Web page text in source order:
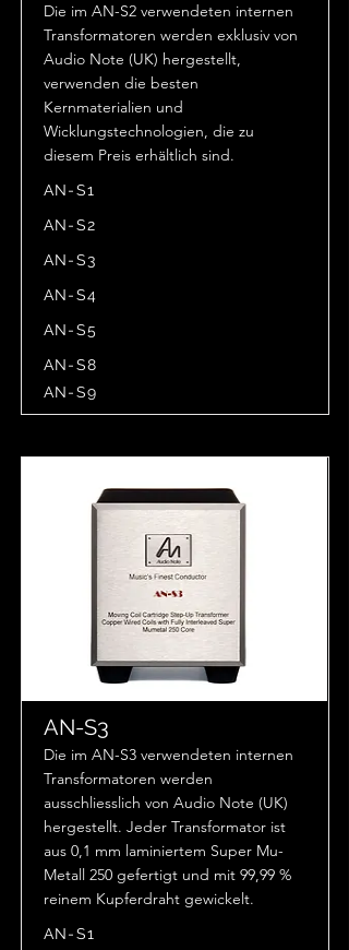
Die im AN-S2 verwendeten internen
Transformatoren werden exklusiv von
Audio Note (UK) hergestellt,
verwenden die besten
Kernmaterialien und
Wicklungstechnologien, die zu
diesem Preis erhältlich sind.
AN-S1
AN-S2
AN-S3
AN-S4
AN-S5
AN-S8
AN-S9
AN-S3
Die im AN-S3 verwendeten internen
Transformatoren werden
ausschliesslich von Audio Note (UK)
hergestellt. Jeder Transformator ist
aus 0,1 mm laminiertem Super Mu-
Metall 250 gefertigt und mit 99,99 %
reinem Kupferdraht gewickelt.
AN-S1